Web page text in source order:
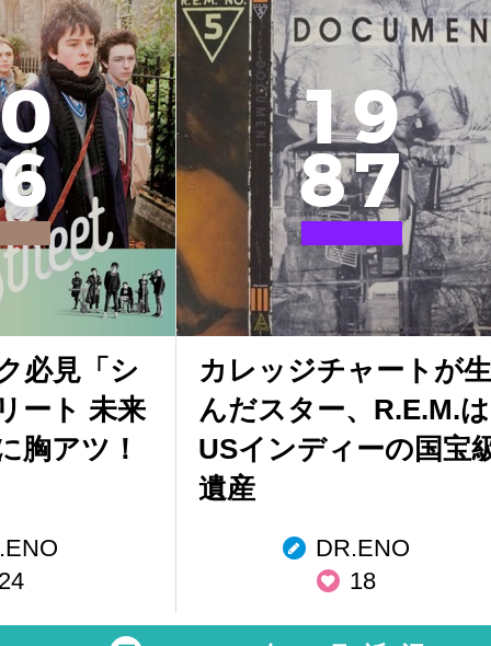
6
必見「シ
ート 未来
胸アツ！
19
87
カレッジチャートが生
んだスター、R.E.M.は
USインディーの国宝
遺産
DR.ENO
18